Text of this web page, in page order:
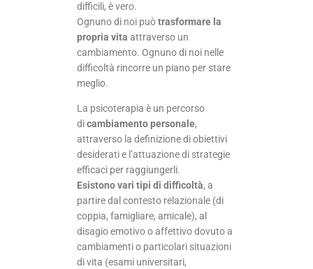
difficili, è vero.
Ognuno di noi puòtrasformare la
propria vita attraverso un
cambiamento. Ognuno di noi nelle
difficoltà rincorre un piano per stare
meglio.
La psicoterapia è un percorso
dicambiamento personale,
attraverso la definizione di obiettivi
desiderati e l’attuazione di strategie
efficaci per raggiungerli.
Esistono vari tipi di difficoltà, a
partire dal contesto relazionale (di
coppia, famigliare, amicale), al
disagio emotivo o affettivo dovuto a
cambiamenti o particolari situazioni
di vita (esami universitari,